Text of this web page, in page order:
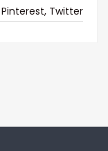
Pinterest, Twitter